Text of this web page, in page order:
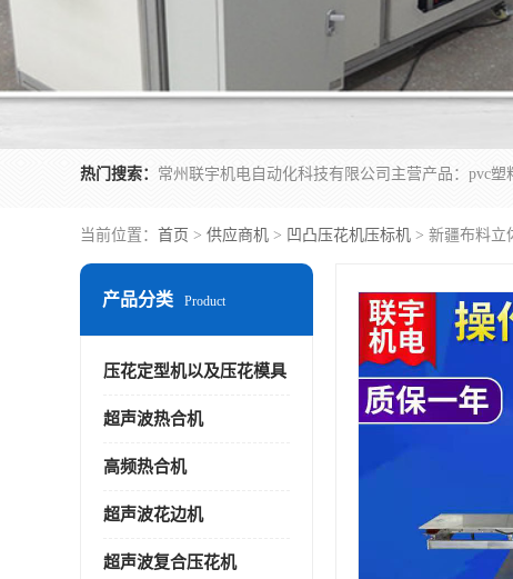
热门搜索：
当前位置： 首页 > 供应商机 > 凹凸压花机压标机 > 新疆布料立
产品分类 Product
压花定型机以及压花模具
超声波热合机
高频热合机
超声波花边机
超声波复合压花机